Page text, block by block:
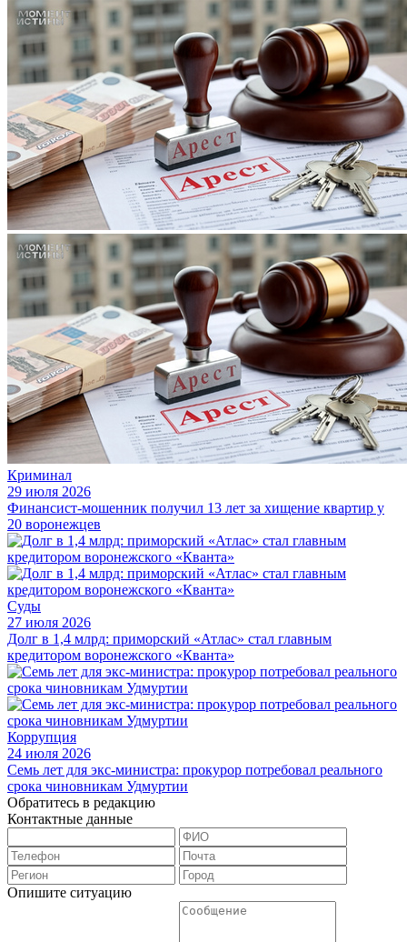
Криминал
29 июля 2026
Финансист-мошенник получил 13 лет за хищение квартир у
20 воронежцев
Суды
27 июля 2026
Долг в 1,4 млрд: приморский «Атлас» стал главным
кредитором воронежского «Кванта»
Коррупция
24 июля 2026
Семь лет для экс-министра: прокурор потребовал реального
срока чиновникам Удмуртии
Обратитесь в редакцию
Контактные данные
Опишите ситуацию